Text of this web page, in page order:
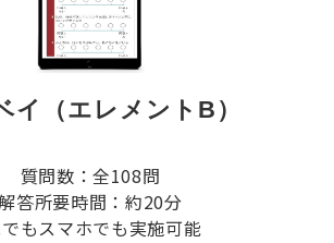
イ（エレメントB）
質問数：全108問
答所要時間：約20分
でもスマホでも実施可能